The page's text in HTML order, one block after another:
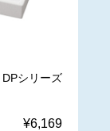
シリーズ
¥6,169